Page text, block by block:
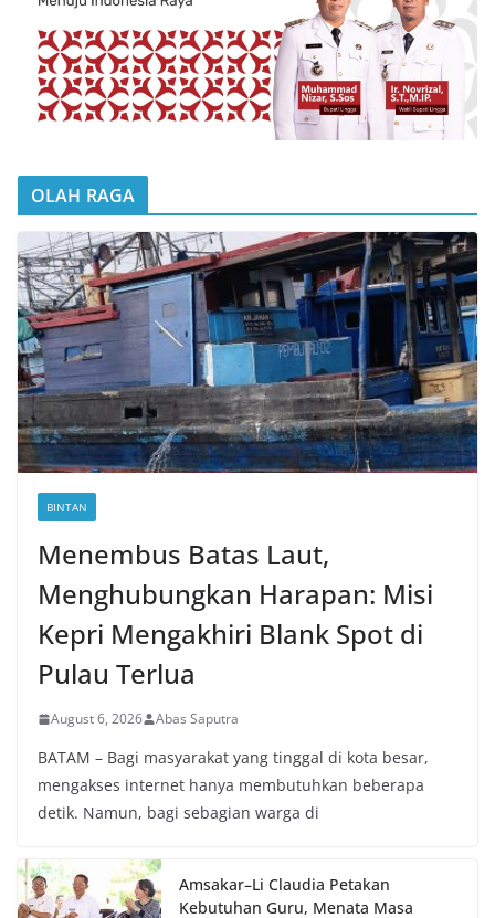
OLAH RAGA
BINTAN
Menembus Batas Laut,
Menghubungkan Harapan: Misi
Kepri Mengakhiri Blank Spot di
Pulau Terlua
August 6, 2026 Abas Saputra
BATAM – Bagi masyarakat yang tinggal di kota besar,
mengakses internet hanya membutuhkan beberapa
detik. Namun, bagi sebagian warga di
Amsakar–Li Claudia Petakan
Kebutuhan Guru, Menata Masa